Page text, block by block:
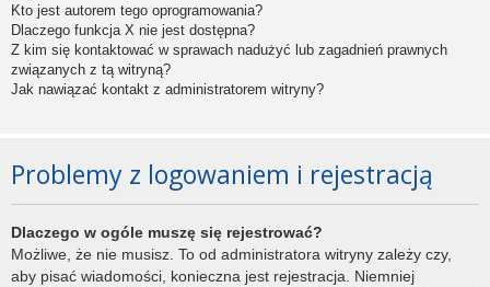
Kto jest autorem tego oprogramowania?
Dlaczego funkcja X nie jest dostępna?
Z kim się kontaktować w sprawach nadużyć lub zagadnień prawnych
związanych z tą witryną?
Jak nawiązać kontakt z administratorem witryny?
Problemy z logowaniem i rejestracją
Dlaczego w ogóle muszę się rejestrować?
Możliwe, że nie musisz. To od administratora witryny zależy czy,
aby pisać wiadomości, konieczna jest rejestracja. Niemniej